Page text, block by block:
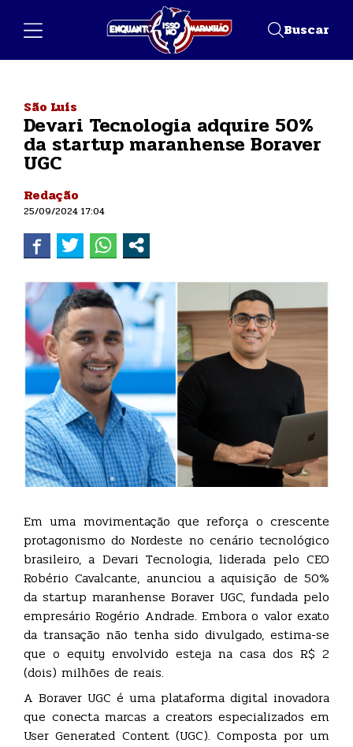
Buscar
São Luís
Devari Tecnologia adquire 50%
da startup maranhense Boraver
UGC
Redação
25/09/2024 17:04
Em uma movimentação que reforça o crescente
protagonismo do Nordeste no cenário tecnológico
brasileiro, a Devari Tecnologia, liderada pelo CEO
Robério Cavalcante, anunciou a aquisição de 50%
da startup maranhense Boraver UGC, fundada pelo
empresário Rogério Andrade. Embora o valor exato
da transação não tenha sido divulgado, estima-se
que o equity envolvido esteja na casa dos R$ 2
(dois) milhões de reais.
A Boraver UGC é uma plataforma digital inovadora
que conecta marcas a creators especializados em
User Generated Content (UGC). Composta por um